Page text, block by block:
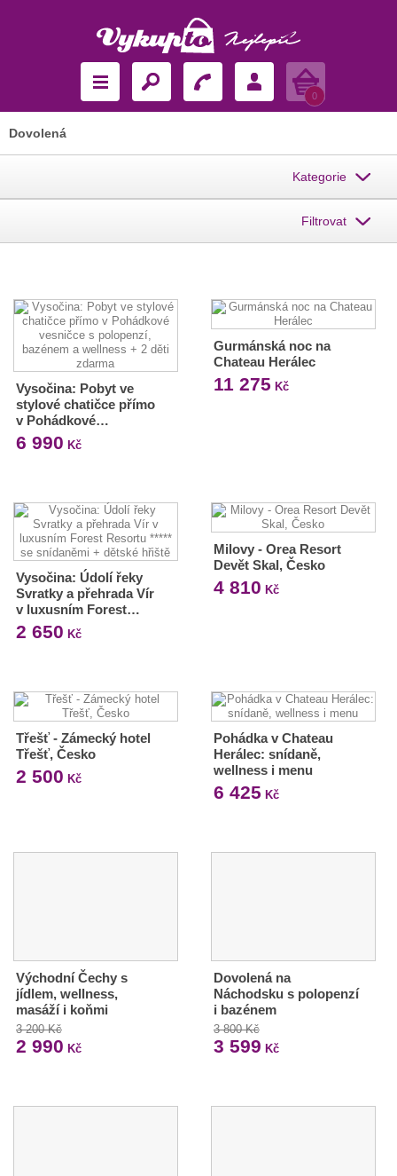
Košík
0
Dovolená
Kategorie
Filtrovat
Vysočina: Pobyt ve
stylové chatičce přímo
v Pohádkové…
6 990 Kč
Gurmánská noc na
Chateau Herálec
11 275 Kč
Vysočina: Údolí řeky
Svratky a přehrada Vír
v luxusním Forest…
2 650 Kč
Milovy - Orea Resort
Devět Skal, Česko
4 810 Kč
Třešť - Zámecký hotel
Třešť, Česko
2 500 Kč
Pohádka v Chateau
Herálec: snídaně,
wellness i menu
6 425 Kč
Východní Čechy s
jídlem, wellness,
masáží i koňmi
3 200 Kč
2 990 Kč
Dovolená na
Náchodsku s polopenzí
i bazénem
3 800 Kč
3 599 Kč